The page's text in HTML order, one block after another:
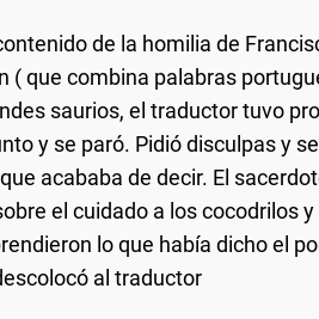
de la homilia de
( que combina palabras
saurios, el traductor tuvo
y se paró. Pidió disculpas y
acababa de decir. El
el cuidado a los cocodrilos
lo que había dicho el
al traductor